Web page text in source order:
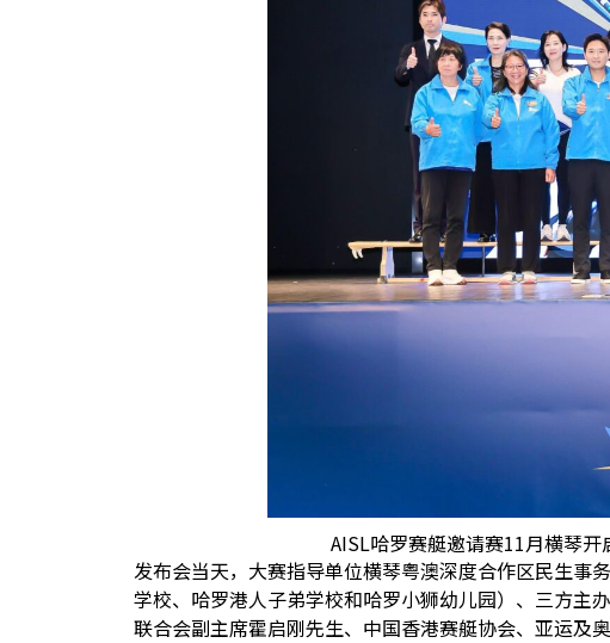
AISL哈罗赛艇邀请赛11月横琴
发布会当天，大赛指导单位横琴粤澳深度合作区民生事
学校、哈罗港人子弟学校和哈罗小狮幼儿园）、三方主
联合会副主席霍启刚先生、中国香港赛艇协会、亚运及